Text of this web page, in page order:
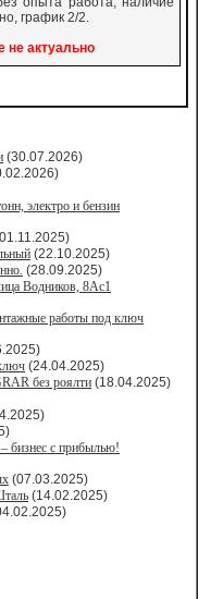
график 2/2.
актуально
(30.07.2026)
электро и бензин
(22.10.2025)
(28.09.2025)
Водников, 8Ас1
работы под ключ
(24.04.2025)
без роялти (18.04.2025)
бизнес с прибылью!
(07.03.2025)
(14.02.2025)